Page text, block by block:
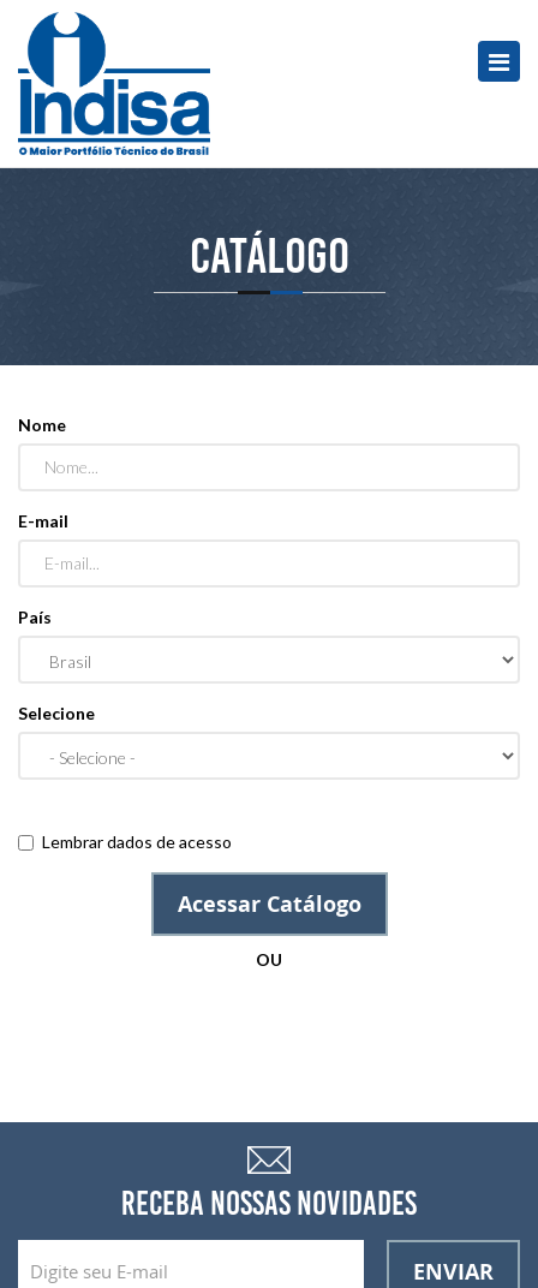
Catálogo
Nome
E-mail
País
Selecione
Lembrar dados de acesso
Acessar Catálogo
OU
RECEBA NOSSAS NOVIDADES
ENVIAR